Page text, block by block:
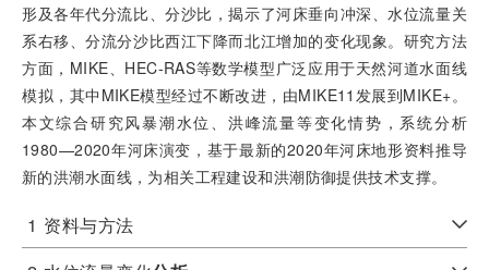
形及各年代分流比、分沙比，揭示了河床垂向冲深、水位流量关
系右移、分流分沙比西江下降而北江增加的变化现象。研究方法
方面，MIKE、HEC-RAS等数学模型广泛应用于天然河道水面线
模拟，其中MIKE模型经过不断改进，由MIKE11发展到MIKE+。
本文综合研究风暴潮水位、洪峰流量等变化情势，系统分析
1980—2020年河床演变，基于最新的2020年河床地形资料推导
新的洪潮水面线，为相关工程建设和洪潮防御提供技术支撑。
1 资料与方法